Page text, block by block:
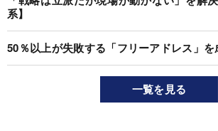
系】
50％以上が失敗する「フリーアドレス」を
一覧を見る